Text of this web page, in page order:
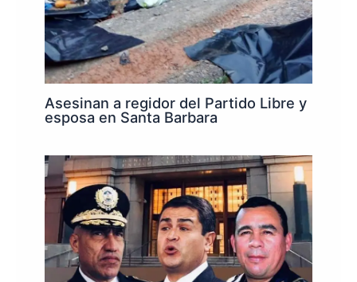
Asesinan a regidor del Partido Libre y
esposa en Santa Barbara